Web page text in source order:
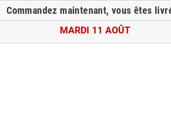
Commandez maintenant, vous êtes
MARDI 11 AOÛT